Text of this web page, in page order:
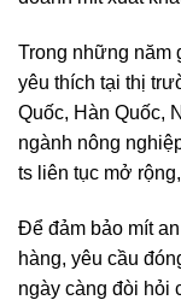
Trong những năm
yêu thích tại thị
Quốc, Hàn Quốc,
ngành nông
ts liên tục mở
Để đảm bảo mít
hàng, yêu cầu
ngày càng đòi hỏi